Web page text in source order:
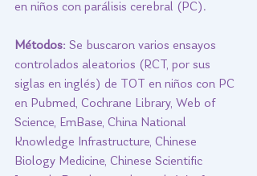
en niños con parálisis cerebral (PC).
Métodos: Se buscaron varios ensayos
controlados aleatorios (RCT, por sus
siglas en inglés) de TOT en niños con PC
en Pubmed, Cochrane Library, Web of
Science, EmBase, China National
Knowledge Infrastructure, Chinese
Biology Medicine, Chinese Scientific